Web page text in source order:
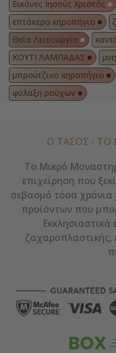
Εικόνες Ιησούς Χριστός
επτάκερο κηροπήγιο
Θεία Λειτουργία
ΚΟΥΤΙ ΛΑΜΠΑΔΑΣ
μπρούτζινο κηροπήγιο
φύλαξη ρούχων
Ο ΤΑΣΟΣ - ΤΟ
Το Μικρό
επιχείρηση που
σεβασμό τόσα χρόνια
προϊόντων που
Εκκλησιαστικά
ζαχαροπλαστικής,